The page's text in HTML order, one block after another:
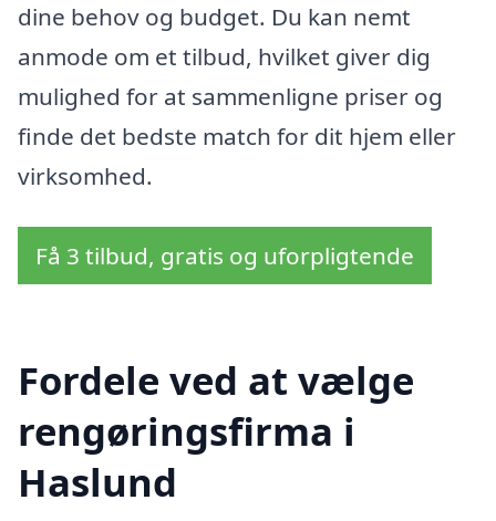
dine behov og budget. Du kan nemt
anmode om et tilbud, hvilket giver dig
mulighed for at sammenligne priser og
finde det bedste match for dit hjem eller
virksomhed.
Få 3 tilbud, gratis og uforpligtende
Fordele ved at vælge
rengøringsfirma i
Haslund